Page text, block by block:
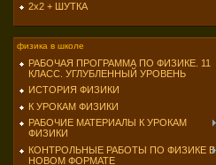
2х2 + ШУТКА
физика в школе
РАБОЧАЯ ПРОГРАММА ПО ФИЗИКЕ. 11
КЛАСС. УГЛУБЛЕННЫЙ УРОВЕНЬ
ИСТОРИЯ ФИЗИКИ
К УРОКАМ ФИЗИКИ
РАБОЧИЕ МАТЕРИАЛЫ К УРОКАМ
ФИЗИКИ
КОНТРОЛЬНЫЕ РАБОТЫ ПО ФИЗИКЕ В
НОВОМ ФОРМАТЕ